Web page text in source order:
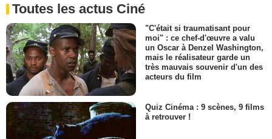
Toutes les actus Ciné
"C'était si traumatisant pour
moi" : ce chef-d'œuvre a valu
un Oscar à Denzel Washington,
mais le réalisateur garde un
très mauvais souvenir d'un des
acteurs du film
Quiz Cinéma : 9 scènes, 9 films
à retrouver !